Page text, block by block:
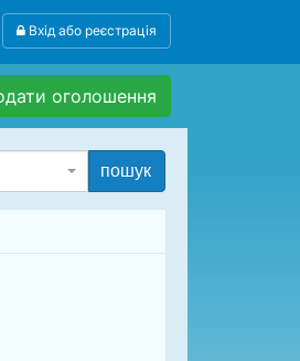
Вхід або реєстрація
оголошення
пошук